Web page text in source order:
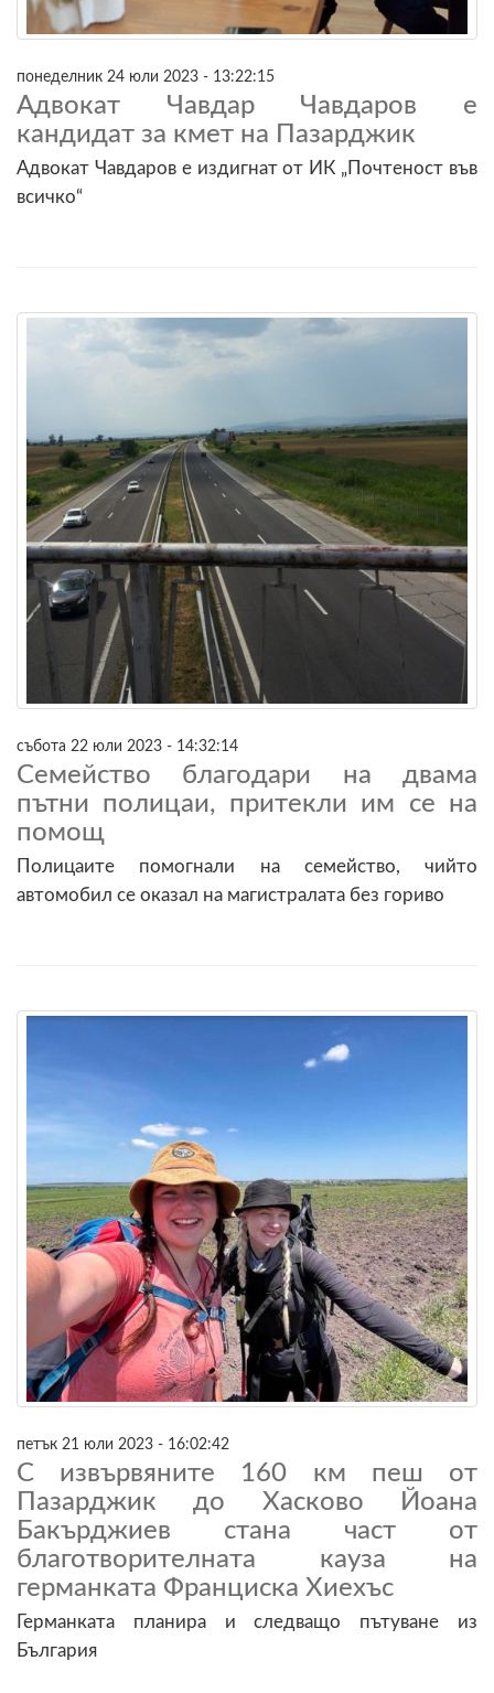
понеделник 24 юли 2023 - 13:22:15
Адвокат Чавдар Чавдаров е
кандидат за кмет на Пазарджик
Адвокат Чавдаров е издигнат от ИК „Почтеност във
всичко“
събота 22 юли 2023 - 14:32:14
Семейство благодари на двама
пътни полицаи, притекли им се на
помощ
Полицаите помогнали на семейство, чийто
автомобил се оказал на магистралата без гориво
петък 21 юли 2023 - 16:02:42
С извървяните 160 км пеш от
Пазарджик до Хасково Йоана
Бакърджиев стана част от
благотворителната кауза на
германката Франциска Хиехъс
Германката планира и следващо пътуване из
България